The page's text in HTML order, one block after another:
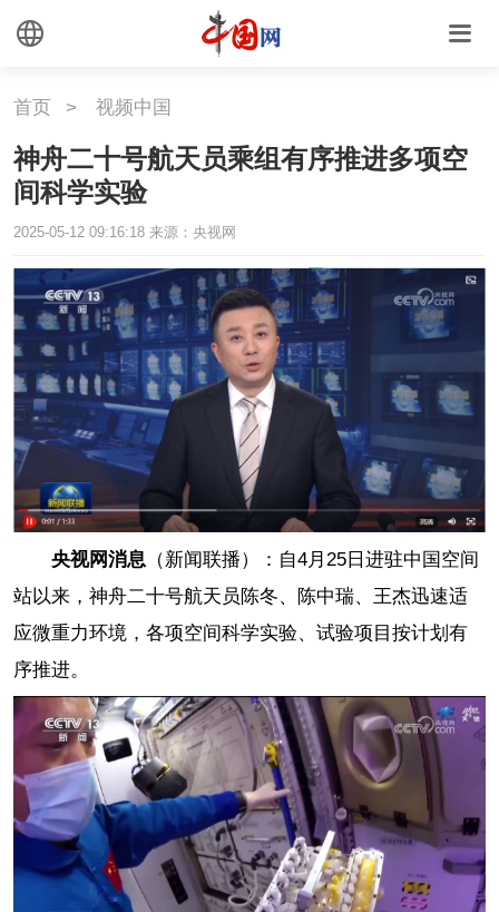
首页 > 视频中国
神舟二十号航天员乘组有序推进多项空
间科学实验
2025-05-12 09:16:18 来源：央视网
央视网消息 （新闻联播）：自4月25日进驻中国空间
站以来，神舟二十号航天员陈冬、陈中瑞、王杰迅速适
应微重力环境，各项空间科学实验、试验项目按计划有
序推进。